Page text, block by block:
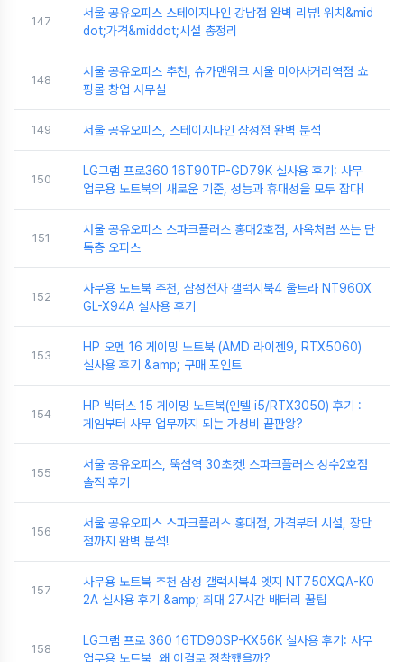
147
서울 공유오피스 스테이지나인 강남점 완벽 리뷰! 위치&mid
dot;가격&middot;시설 총정리
148
서울 공유오피스 추천, 슈가맨워크 서울 미아사거리역점 쇼
핑몰 창업 사무실
149 서울 공유오피스, 스테이지나인 삼성점 완벽 분석
150
LG그램 프로360 16T90TP-GD79K 실사용 후기: 사무
업무용 노트북의 새로운 기준, 성능과 휴대성을 모두 잡다!
151
서울 공유오피스 스파크플러스 홍대2호점, 사옥처럼 쓰는 단
독층 오피스
152
사무용 노트북 추천, 삼성전자 갤럭시북4 울트라 NT960X
GL-X94A 실사용 후기
153
HP 오멘 16 게이밍 노트북 (AMD 라이젠9, RTX5060)
실사용 후기 &amp; 구매 포인트
154
HP 빅터스 15 게이밍 노트북(인텔 i5/RTX3050) 후기 :
게임부터 사무 업무까지 되는 가성비 끝판왕?
155
서울 공유오피스, 뚝섬역 30초컷! 스파크플러스 성수2호점
솔직 후기
156
서울 공유오피스 스파크플러스 홍대점, 가격부터 시설, 장단
점까지 완벽 분석!
157
사무용 노트북 추천 삼성 갤럭시북4 엣지 NT750XQA-K0
2A 실사용 후기 &amp; 최대 27시간 배터리 꿀팁
158
LG그램 프로 360 16TD90SP-KX56K 실사용 후기: 사무
업무용 노트북, 왜 이걸로 정착했을까?